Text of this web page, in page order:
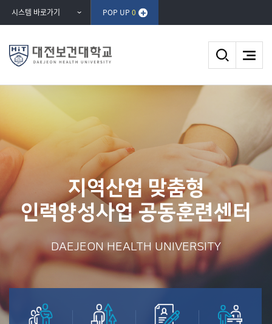
건너뛰기시스템 바로가기 POP UP 0
지역산업 맞춤형
인력양성사업 공동훈련센터
DAEJEON HEALTH UNIVERSITY
미래내일 일경험사업
지원센터
DAEJEON HEALTH UNIVERSITY